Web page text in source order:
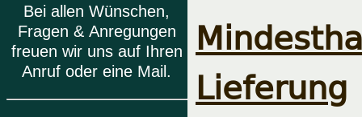
Bei allen Wünschen,
Fragen & Anregungen
freuen wir uns auf Ihren
Anruf oder eine Mail.
Lieferung